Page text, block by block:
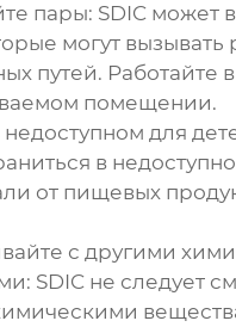
пары: SDIC может
могут
путей. Работайте
помещении.
для
в
от пищевых
с другими
SDIC не следует